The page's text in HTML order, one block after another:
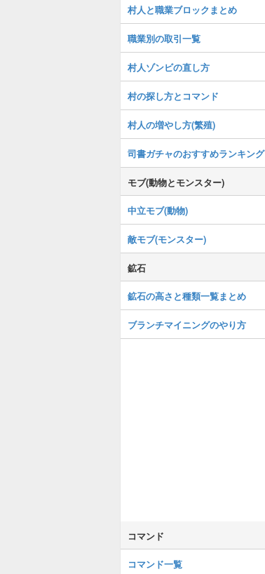
村人と職業ブロックまとめ
職業別の取引一覧
村人ゾンビの直し方
村の探し方とコマンド
村人の増やし方(繁殖)
司書ガチャのおすすめランキング
モブ(動物とモンスター)
中立モブ(動物)
敵モブ(モンスター)
鉱石
鉱石の高さと種類一覧まとめ
ブランチマイニングのやり方
コマンド
コマンド一覧